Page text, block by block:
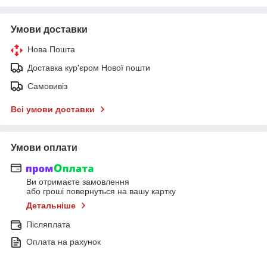
Умови доставки
Нова Пошта
Доставка кур'єром Нової пошти
Самовивіз
Всі умови доставки
Умови оплати
Ви отримаєте замовлення
або гроші повернуться на вашу картку
Детальніше
Післяплата
Оплата на рахунок